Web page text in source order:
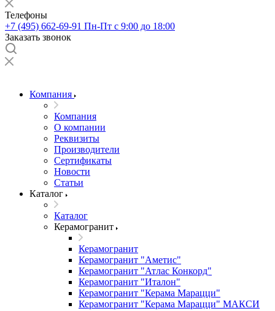
Телефоны
+7 (495) 662-69-91 Пн-Пт c 9:00 до 18:00
Заказать звонок
Компания
Компания
О компании
Реквизиты
Производители
Сертификаты
Новости
Статьи
Каталог
Каталог
Керамогранит
Керамогранит
Керамогранит "Аметис"
Керамогранит "Атлас Конкорд"
Керамогранит "Италон"
Керамогранит "Керама Марацци"
Керамогранит "Керама Марацци" МАКСИ